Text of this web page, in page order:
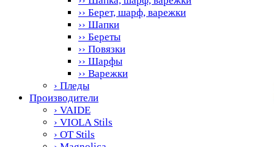
›› Берет, шарф, варежки
›› Шапки
›› Береты
›› Повязки
›› Шарфы
›› Варежки
› Пледы
Производители
› VAIDE
› VIOLA Stils
› OT Stils